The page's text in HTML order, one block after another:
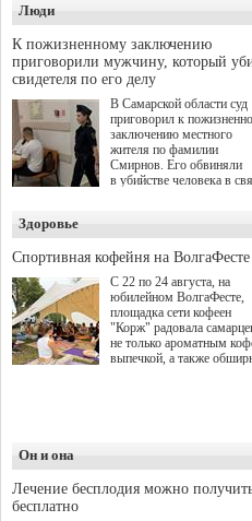
"Помощь фронту и
участников СВО", которая
прошла в Отрадном 7
августа.
Люди
К пожизненному заключению
приговорили мужчину, который
свидетеля по его делу
В Самарской области суд
приговорил к
заключению местного
жителя по фамилии
Смирнов. Его обвиняли
в убийстве человека в
Здоровье
Спортивная кофейня на ВолгаФесте
С 22 по 24 августа, на
юбилейном ВолгаФесте,
площадка сети кофеен
"Корж" радовала
не только ароматным
выпечкой, а также
Он и она
Лечение бесплодия можно
бесплатно